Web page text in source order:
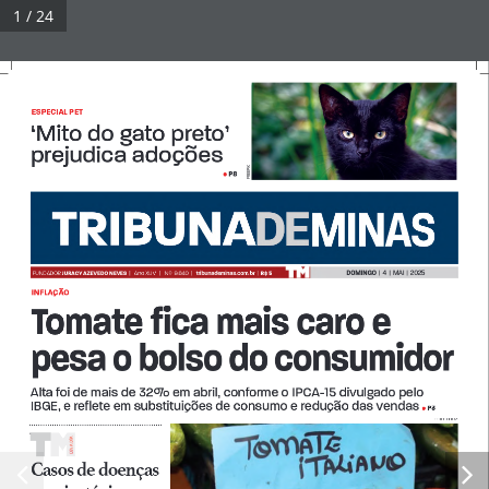
Pular
o
Tribuna Impressa
© 2026 Tribuna Impressa • Built withGeneratePress
Casos de doenças
Di
A A DiA
Tomate fica mais caro e
pesa o bolso do consumidor
Alta foi de mais de 32% em abril, conforme o IPCA-15 divulgado pelo
IBGE, e reflete em substituições de consumo e redução das vendas • P3
INFLAÇÃO
FELIPE COURI
FUNDADOR JURACY AZEVEDO NEVES | Ano XLIV   |   Nº  9.640  | tribunademinas.com.br
  |
R$ 5 DOMINGO |  4  |  MAI  |  2025
• P8
ESPECIAL PET
‘Mito do gato preto’
prejudica adoções
F
FREEPIK
1 / 24